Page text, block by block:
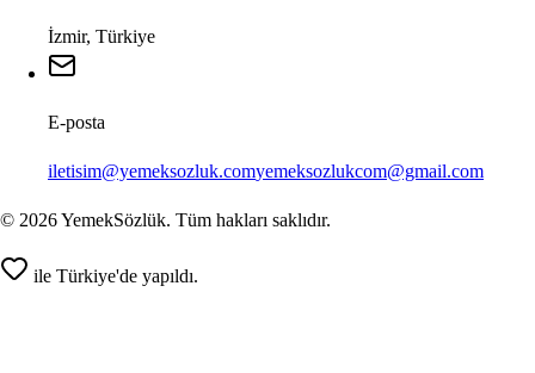
İzmir, Türkiye
E-posta
iletisim@yemeksozluk.comyemeksozlukcom@gmail.com
© 2026YemekSözlük. Tüm hakları saklıdır.
ile Türkiye'de yapıldı.